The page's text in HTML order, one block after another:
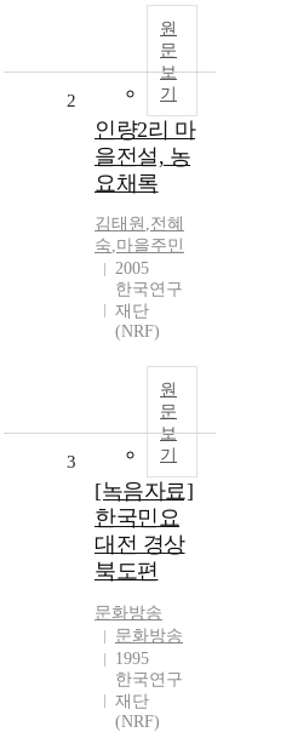
원
문
보
기
2
인량2리 마
을전설, 농
요채록
김태원 ,전혜
숙,마을주민
2005
한국연구
재단
(NRF)
원
문
보
기
3
[녹음자료]
한국민요
대전 경상
북도편
문화방송
문화방송
1995
한국연구
재단
(NRF)